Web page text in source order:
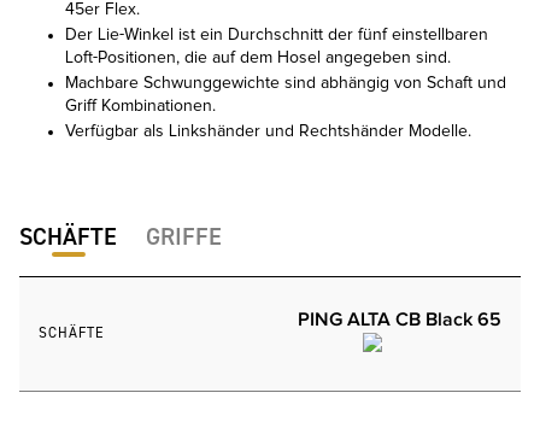
45er Flex.
Der Lie-Winkel ist ein Durchschnitt der fünf einstellbaren
Loft-Positionen, die auf dem Hosel angegeben sind.
Machbare Schwunggewichte sind abhängig von Schaft und
Griff Kombinationen.
Verfügbar als Linkshänder und Rechtshänder Modelle.
SCHÄFTE GRIFFE
SCHÄFTE
PING ALTA CB Black 65